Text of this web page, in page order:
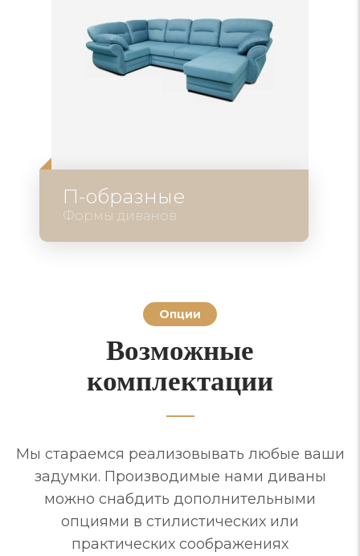
П-образные
Формы диванов
Опции
Возможные
комплектации
Мы стараемся реализовывать любые ваши
задумки. Производимые нами диваны
можно снабдить дополнительными
опциями в стилистических или
практических соображениях